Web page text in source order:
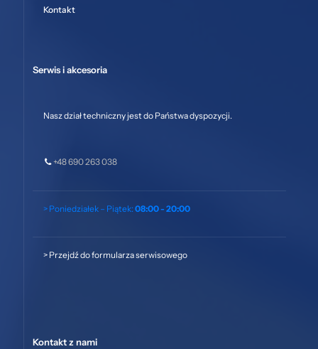
Kontakt
Serwis i akcesoria
Nasz dział techniczny jest do Państwa dyspozycji.
+48 690 263 038
> Poniedziałek – Piątek: 08:00 - 20:00
> Przejdź do formularza serwisowego
Kontakt z nami